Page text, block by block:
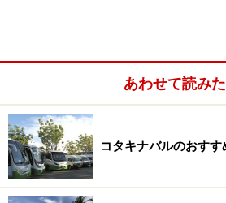
本場トゥアランまで食べに行くに
あわせて読み
コタキナバルのおす